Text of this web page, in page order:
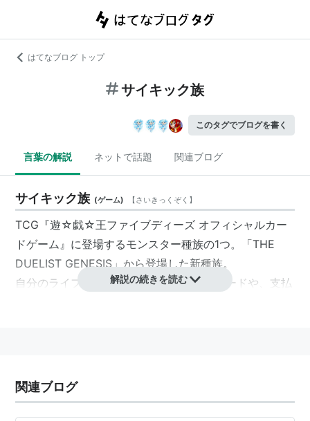
はてなブログ トップ
サイキック族
このタグでブログを書く
言葉の解説 ネットで話題 関連ブログ
サイキック族 (ゲーム) 【さいきっくぞく 】
TCG『遊☆戯☆王ファイブディーズ オフィシャルカー
ドゲーム』に登場するモンスター種族の1つ。「THE
DUELIST GENESIS」から登場した新種族。
自分のライフを支払うことで効果を得るカードや、支払
解説の続きを読む
関連ブログ